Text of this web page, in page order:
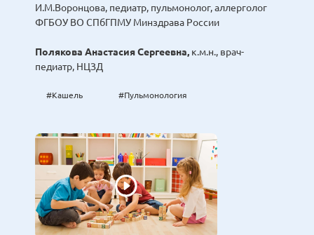
И.М.Воронцова, педиатр, пульмонолог, аллерголог
ФГБОУ ВО СПбГПМУ Минздрава России
Полякова Анастасия Сергеевна, к.м.н., врач-
педиатр, НЦЗД
#Кашель #Пульмонология